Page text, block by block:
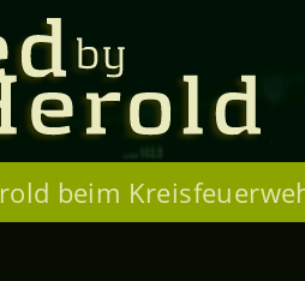
beim